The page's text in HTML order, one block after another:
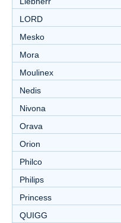
LORD
Mesko
Mora
Moulinex
Nedis
Nivona
Orava
Orion
Philco
Philips
Princess
QUIGG